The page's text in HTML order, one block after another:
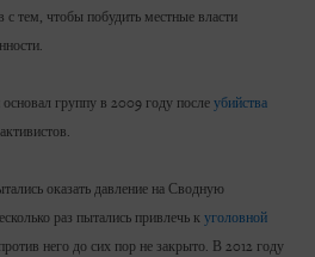
тем, чтобы побудить местные власти
группу в 2009 году после убийства
оказать давление на Сводную
раз пытались привлечь к уголовной
него до сих пор не закрыто. В 2012 году